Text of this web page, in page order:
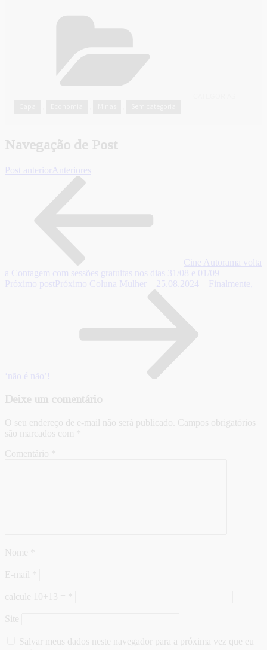
Navegação de Post
Post anterior Anteriores
Cine Autorama volta
a Contagem com sessões gratuitas nos dias 31/08 e 01/09
Próximo post Próximo Coluna Mulher – 25.08.2024 – Finalmente,
‘não é não’!
Deixe um comentário
O seu endereço de e-mail não será publicado. Campos obrigatórios
são marcados com
Comentário
Nome
E-mail
calcule 10+13 =
Site
Salvar meus dados neste navegador para a próxima vez que eu